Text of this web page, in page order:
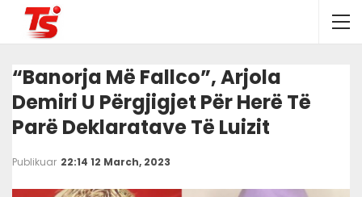
“Banorja Më Fallco”, Arjola
Demiri U Përgjigjet Për Herë Të
Parë Deklaratave Të Luizit
Publikuar 22:14 12 March, 2023